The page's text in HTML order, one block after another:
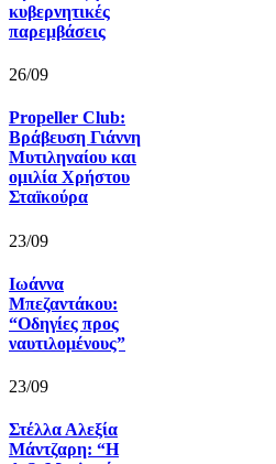
κυβερνητικές
παρεμβάσεις
26/09
Propeller Club:
Βράβευση Γιάννη
Μυτιληναίου και
ομιλία Χρήστου
Σταïκούρα
23/09
Ιωάννα
Μπεζαντάκου:
“Οδηγίες προς
ναυτιλομένους”
23/09
Στέλλα Αλεξία
Μάντζαρη: “Η